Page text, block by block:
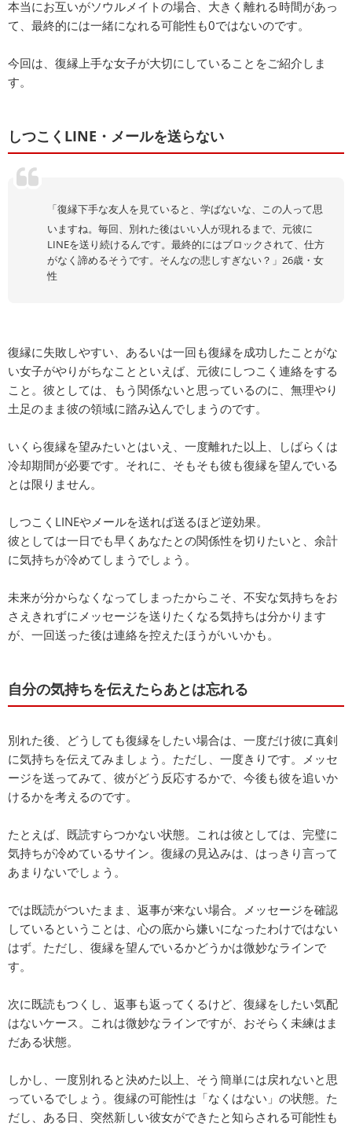
本当にお互いがソウルメイトの場合、大きく離れる時間があっ
て、最終的には一緒になれる可能性も0ではないのです。
今回は、復縁上手な女子が大切にしていることをご紹介しま
す。
しつこくLINE・メールを送らない
「復縁下手な友人を見ていると、学ばないな、この人って思
いますね。毎回、別れた後はいい人が現れるまで、元彼に
LINEを送り続けるんです。最終的にはブロックされて、仕方
がなく諦めるそうです。そんなの悲しすぎない？」26歳・女
性
復縁に失敗しやすい、あるいは一回も復縁を成功したことがな
い女子がやりがちなことといえば、元彼にしつこく連絡をする
こと。彼としては、もう関係ないと思っているのに、無理やり
土足のまま彼の領域に踏み込んでしまうのです。
いくら復縁を望みたいとはいえ、一度離れた以上、しばらくは
冷却期間が必要です。それに、そもそも彼も復縁を望んでいる
とは限りません。
しつこくLINEやメールを送れば送るほど逆効果。
彼としては一日でも早くあなたとの関係性を切りたいと、余計
に気持ちが冷めてしまうでしょう。
未来が分からなくなってしまったからこそ、不安な気持ちをお
さえきれずにメッセージを送りたくなる気持ちは分かります
が、一回送った後は連絡を控えたほうがいいかも。
自分の気持ちを伝えたらあとは忘れる
別れた後、どうしても復縁をしたい場合は、一度だけ彼に真剣
に気持ちを伝えてみましょう。ただし、一度きりです。メッセ
ージを送ってみて、彼がどう反応するかで、今後も彼を追いか
けるかを考えるのです。
たとえば、既読すらつかない状態。これは彼としては、完璧に
気持ちが冷めているサイン。復縁の見込みは、はっきり言って
あまりないでしょう。
では既読がついたまま、返事が来ない場合。メッセージを確認
しているということは、心の底から嫌いになったわけではない
はず。ただし、復縁を望んでいるかどうかは微妙なラインで
す。
次に既読もつくし、返事も返ってくるけど、復縁をしたい気配
はないケース。これは微妙なラインですが、おそらく未練はま
だある状態。
しかし、一度別れると決めた以上、そう簡単には戻れないと思
っているでしょう。復縁の可能性は「なくはない」の状態。た
だし、ある日、突然新しい彼女ができたと知らされる可能性も